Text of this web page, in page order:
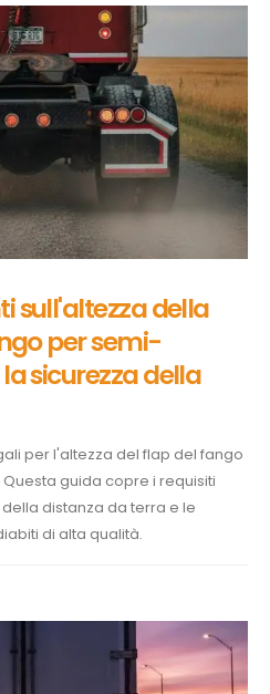
sull'altezza della
per semi-
sicurezza della
per l'altezza del flap del fango
guida copre i requisiti
della distanza da terra e le
di alta qualità.